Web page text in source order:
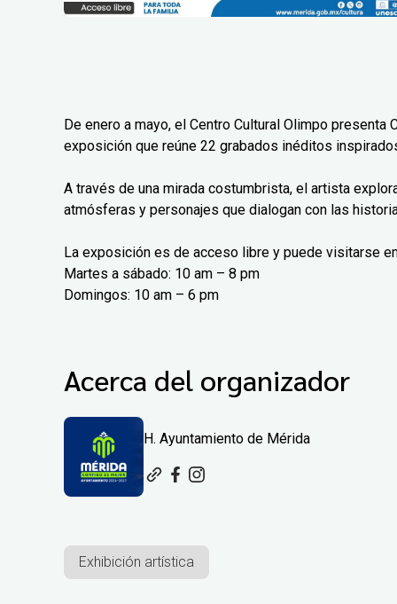
De enero a mayo, el Centro Cultural Olimpo
exposición que reúne 22 grabados inéditos
A través de una mirada costumbrista, el artista
atmósferas y personajes que dialogan con las
La exposición es de acceso libre y puede visitarse
Martes a sábado: 10 am – 8 pm
Domingos: 10 am – 6 pm
Acerca del organizador
H. Ayuntamiento de Mérida
Exhibición artística